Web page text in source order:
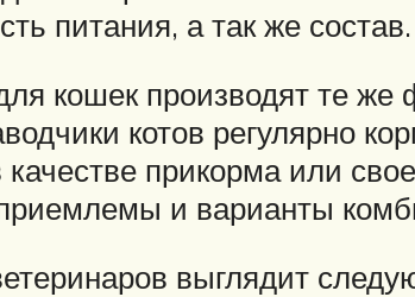
питания, а так же состав.
кошек производят те
котов регулярно
прикорма или
и варианты
выглядит